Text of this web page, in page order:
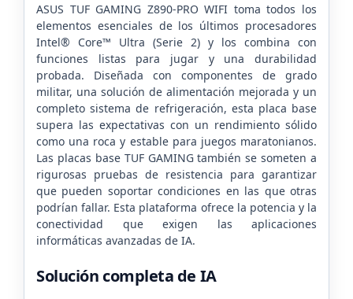
ASUS TUF GAMING Z890-PRO WIFI toma todos los
elementos esenciales de los últimos procesadores
Intel® Core™ Ultra (Serie 2) y los combina con
funciones listas para jugar y una durabilidad
probada. Diseñada con componentes de grado
militar, una solución de alimentación mejorada y un
completo sistema de refrigeración, esta placa base
supera las expectativas con un rendimiento sólido
como una roca y estable para juegos maratonianos.
Las placas base TUF GAMING también se someten a
rigurosas pruebas de resistencia para garantizar
que pueden soportar condiciones en las que otras
podrían fallar. Esta plataforma ofrece la potencia y la
conectividad que exigen las aplicaciones
informáticas avanzadas de IA.
Solución completa de IA